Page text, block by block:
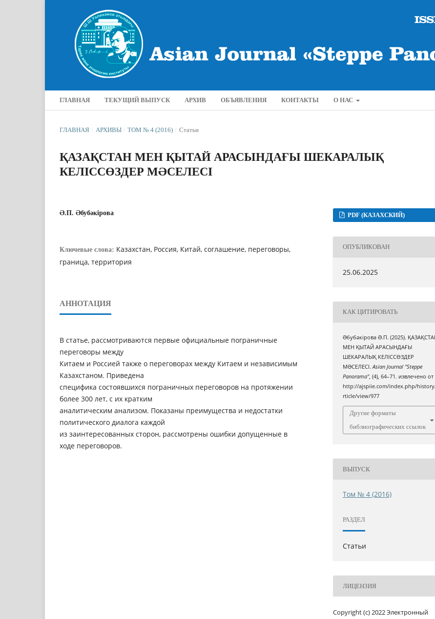
ГЛАВНАЯ ТЕКУЩИЙ ВЫПУСК АРХИВ ОБЪЯВЛЕНИЯ КОНТАКТЫ О НАС
ГЛАВНАЯ / АРХИВЫ / ТОМ № 4 (2016) / Статьи
ҚАЗАҚСТАН МЕН ҚЫТАЙ АРАСЫНДАҒЫ ШЕКАРАЛЫҚ
КЕЛІССӨЗДЕР МƏСЕЛЕСІ
Ə.П. Əбубәкірова
Ключевые слова: Казахстан, Россия, Китай, соглашение, переговоры,
граница, территория
АННОТАЦИЯ
В статье, рассмотриваются первые официальные пограничные
переговоры между
Китаем и Россией также о переговорах между Китаем и независимым
Казахстаном. Приведена
специфика состоявшихся пограничных переговоров на протяжении
более 300 лет, с их кратким
аналитическим анализом. Показаны преимущества и недостатки
политического диалога каждой
из заинтересованных сторон, рассмотрены ошибки допущенные в
ходе переговоров.
PDF (КАЗАХСКИЙ)
ОПУБЛИКОВАН
25.06.2025
КАК ЦИТИРОВАТЬ
Əбубәкірова Ə.П. (2025).
МЕН ҚЫТАЙ АРАСЫНДАҒЫ
ШЕКАРАЛЫҚ КЕЛІССӨЗДЕР
МƏСЕЛЕСІ.Asian Journal "Steppe
Panorama", (4), 64–71. извлечено от
http://ajspiie.com/index.php/
rticle/view/977
Другие форматы
библиографических ссылок
ВЫПУСК
Том № 4 (2016)
РАЗДЕЛ
Статьи
ЛИЦЕНЗИЯ
Copyright (c) 2022 Электронный